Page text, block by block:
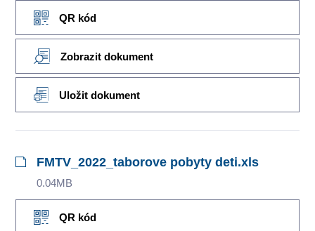
QR kód
Zobrazit dokument
Uložit dokument
FMTV_2022_taborove pobyty deti.xls
0.04MB
QR kód